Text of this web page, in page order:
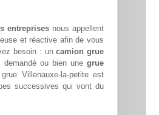
entreprises nous appellent
et réactive afin de vous
besoin : uncamion grue
ou bien une grue
Villenauxe-la-petite est
successives qui vont du